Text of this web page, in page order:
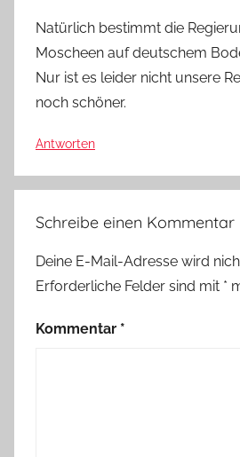
Natürlich bestimmt die
Moscheen auf deutschem
Nur ist es leider nicht unsere
noch schöner.
Antworten
Schreibe einen Kommentar
Deine E-Mail-Adresse wird
Erforderliche Felder sind mit *
Kommentar *